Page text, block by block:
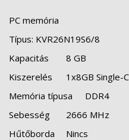
PC memória
Típus: KVR26N19S6/8
Kapacitás
8 GB
Kiszerelés
1x8GB Single-
Memória típusa
DDR4
Sebesség
2666 MHz
Hűtőborda
Nincs